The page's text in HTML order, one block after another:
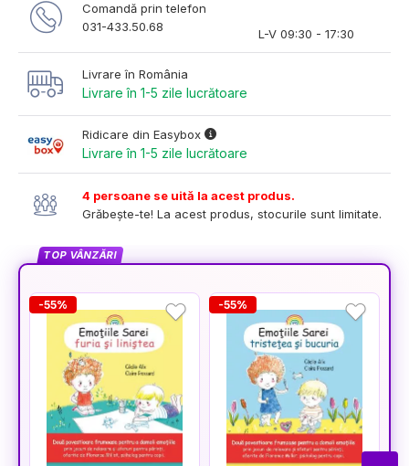
Comandă prin telefon
031-433.50.68
L-V 09:30 - 17:30
Livrare în România
Livrare în 1-5 zile lucrătoare
Ridicare din Easybox
Livrare în 1-5 zile lucrătoare
4 persoane se uită la acest produs.
Grăbește-te! La acest produs, stocurile sunt limitate.
TOP VÂNZĂRI
-55% -55%